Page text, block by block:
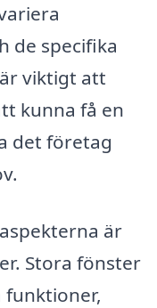
de specifika
viktigt att
kunna få en
det företag
är
Stora fönster
funktioner,